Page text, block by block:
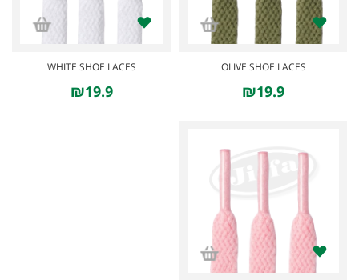
OLIVE SHOE LACES
₪19.9
WHITE SHOE LACES
₪19.9